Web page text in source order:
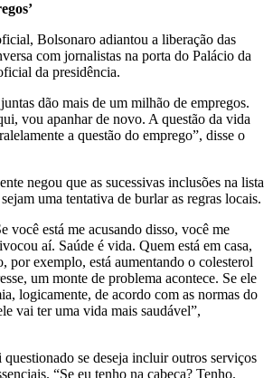
Bolsonaro adiantou a liberação das
com jornalistas na porta do Palácio da
da presidência.
dão mais de um milhão de empregos.
vou apanhar de novo. A questão da vida
a questão do emprego”, disse o
negou que as sucessivas inclusões na lista
uma tentativa de burlar as regras locais.
você está me acusando disso, você me
aí. Saúde é vida. Quem está em casa,
por exemplo, está aumentando o colesterol
um monte de problema acontece. Se ele
logicamente, de acordo com as normas do
vai ter uma vida mais saudável”,
se deseja incluir outros serviços
“Se eu tenho na cabeça? Tenho.